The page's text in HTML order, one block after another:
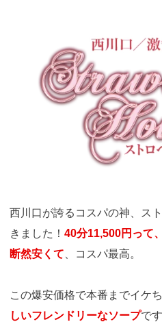
西川口が誇るコスパの神、ス
きました！ 40分11,500円って
断然安くて 、コスパ最高。
この爆安価格で本番までイケ
しいフレンドリーなソープで